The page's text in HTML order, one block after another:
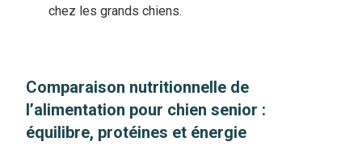
chez les grands chiens.
Comparaison nutritionnelle de
l’alimentation pour chien senior :
équilibre, protéines et énergie